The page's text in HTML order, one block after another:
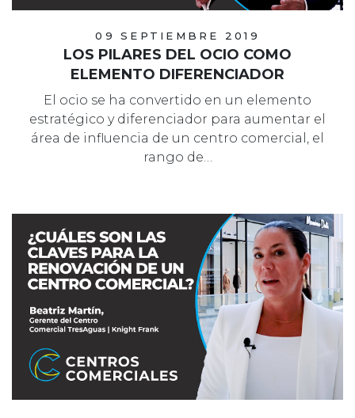
09 SEPTIEMBRE 2019
LOS PILARES DEL OCIO COMO
ELEMENTO DIFERENCIADOR
El ocio se ha convertido en un elemento
estratégico y diferenciador para aumentar el
área de influencia de un centro comercial, el
rango de…